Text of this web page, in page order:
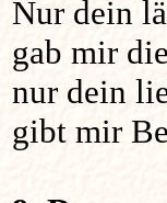
Nur dein
gab mir
nur dein
gibt mir